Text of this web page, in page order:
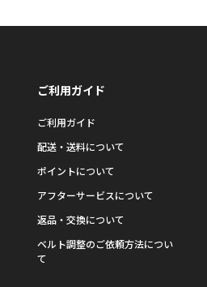
ご利用ガイド
ご利用ガイド
配送・送料について
ポイントについて
アフターサービスについて
返品・交換について
ベルト調整のご依頼方法につい
て